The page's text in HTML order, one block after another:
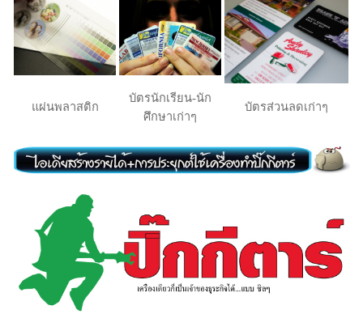
แผ่นพลาสติก
บัตรนักเรียน-นัก
ศึกษาเก่าๆ
บัตรส่วนลดเก่าๆ